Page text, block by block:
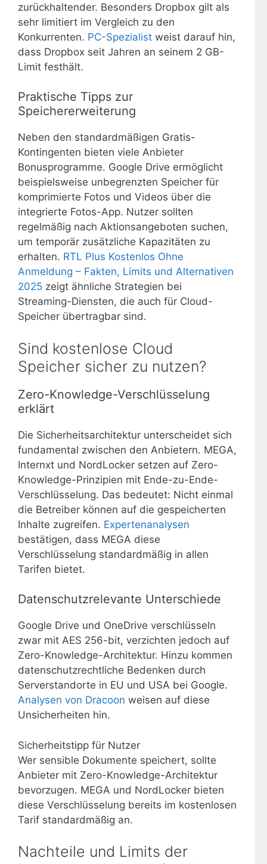
zurückhaltender. Besonders Dropbox gilt als
sehr limitiert im Vergleich zu den
Konkurrenten. PC-Spezialist weist darauf hin,
dass Dropbox seit Jahren an seinem 2 GB-
Limit festhält.
Praktische Tipps zur
Speichererweiterung
Neben den standardmäßigen Gratis-
Kontingenten bieten viele Anbieter
Bonusprogramme. Google Drive ermöglicht
beispielsweise unbegrenzten Speicher für
komprimierte Fotos und Videos über die
integrierte Fotos-App. Nutzer sollten
regelmäßig nach Aktionsangeboten suchen,
um temporär zusätzliche Kapazitäten zu
erhalten. RTL Plus Kostenlos Ohne
Anmeldung – Fakten, Limits und Alternativen
2025 zeigt ähnliche Strategien bei
Streaming-Diensten, die auch für Cloud-
Speicher übertragbar sind.
Sind kostenlose Cloud
Speicher sicher zu nutzen?
Zero-Knowledge-Verschlüsselung
erklärt
Die Sicherheitsarchitektur unterscheidet sich
fundamental zwischen den Anbietern. MEGA,
Internxt und NordLocker setzen auf Zero-
Knowledge-Prinzipien mit Ende-zu-Ende-
Verschlüsselung. Das bedeutet: Nicht einmal
die Betreiber können auf die gespeicherten
Inhalte zugreifen. Expertenanalysen
bestätigen, dass MEGA diese
Verschlüsselung standardmäßig in allen
Tarifen bietet.
Datenschutzrelevante Unterschiede
Google Drive und OneDrive verschlüsseln
zwar mit AES 256-bit, verzichten jedoch auf
Zero-Knowledge-Architektur. Hinzu kommen
datenschutzrechtliche Bedenken durch
Serverstandorte in EU und USA bei Google.
Analysen von Dracoon weisen auf diese
Unsicherheiten hin.
Sicherheitstipp für Nutzer
Wer sensible Dokumente speichert, sollte
Anbieter mit Zero-Knowledge-Architektur
bevorzugen. MEGA und NordLocker bieten
diese Verschlüsselung bereits im kostenlosen
Tarif standardmäßig an.
Nachteile und Limits der